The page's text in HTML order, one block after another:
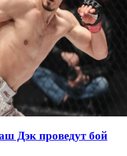
Дэк проведут бой